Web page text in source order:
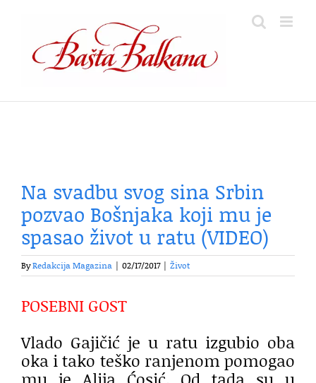
content
Na svadbu svog sina Srbin
pozvao Bošnjaka koji mu je
spasao život u ratu (VIDEO)
ByRedakcija Magazina 02/17/2017 Život
POSEBNI GOST
Vlado Gajičić je u ratu izgubio oba
oka i tako teško ranjenom pomogao